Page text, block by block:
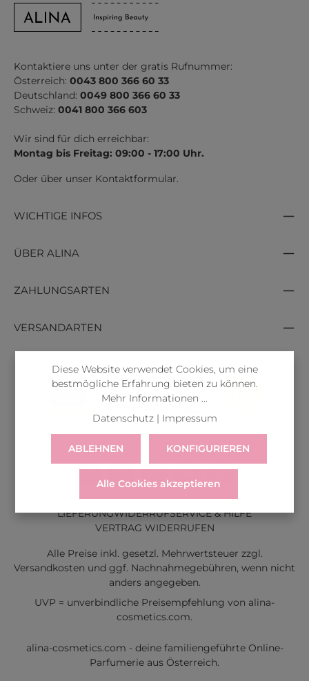
Kontaktiere uns unter der gratis Rufnummer:
Österreich: 0043 800 366 60 33
Deutschland: 0049 800 366 60 33
Schweiz: 0041 800 366 603
Wir sind für dich erreichbar:
Montag bis Freitag: 09:00 - 17:00 Uhr.
Oder über unser Kontaktformular.
WICHTIGE INFOS
ÜBER ALINA
ZAHLUNGSARTEN
VERSANDARTEN
LIEFERUNGWIDERRUFSERVICE & HILFE
VERTRAG WIDERRUFEN
Alle Preise inkl. gesetzl. Mehrwertsteuer zzgl.
Versandkosten und ggf. Nachnahmegebühren, wenn nicht
anders angegeben.
UVP = unverbindliche Preisempfehlung von alina-
cosmetics.com.
alina-cosmetics.com - deine familiengeführte Online-
Parfumerie aus Österreich.
Diese Website verwendet Cookies, um eine
bestmögliche Erfahrung bieten zu können.
Mehr Informationen ...
Datenschutz| Impressum
ABLEHNEN KONFIGURIEREN
Alle Cookies akzeptieren